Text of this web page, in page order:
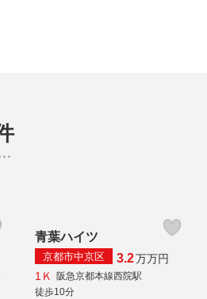
青葉ハイツ
京都市中京区 3.2万万円
1Ｋ
阪急京都本線西院駅
徒歩10分